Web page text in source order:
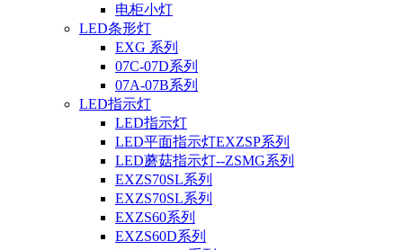
电柜小灯
LED条形灯
EXG 系列
07C-07D系列
07A-07B系列
LED指示灯
LED指示灯
LED平面指示灯EXZSP系列
LED蘑菇指示灯--ZSMG系列
EXZS70SL系列
EXZS70SL系列
EXZS60系列
EXZS60D系列